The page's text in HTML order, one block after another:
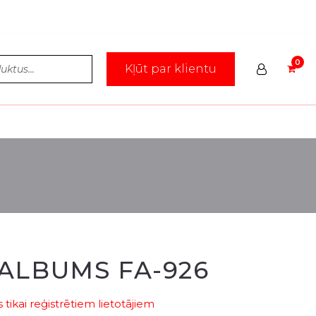
Kļūt par klientu
FA-926
tikai reģistrētiem lietotājiem